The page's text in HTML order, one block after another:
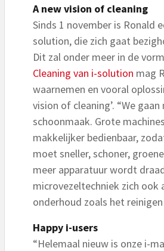
A new vision of cleaning
Sinds 1 november is Ronald
solution, die zich gaat
Dit zal onder meer in de
Cleaning van i-solution mag
waarnemen en vooral
vision of cleaning’. “We
schoonmaak. Grote
makkelijker bedienbaar,
moet sneller, schoner,
meer apparatuur wordt
microvezeltechniek zich ook
onderhoud zoals het
Happy i-users
“Helemaal nieuw is onze i-